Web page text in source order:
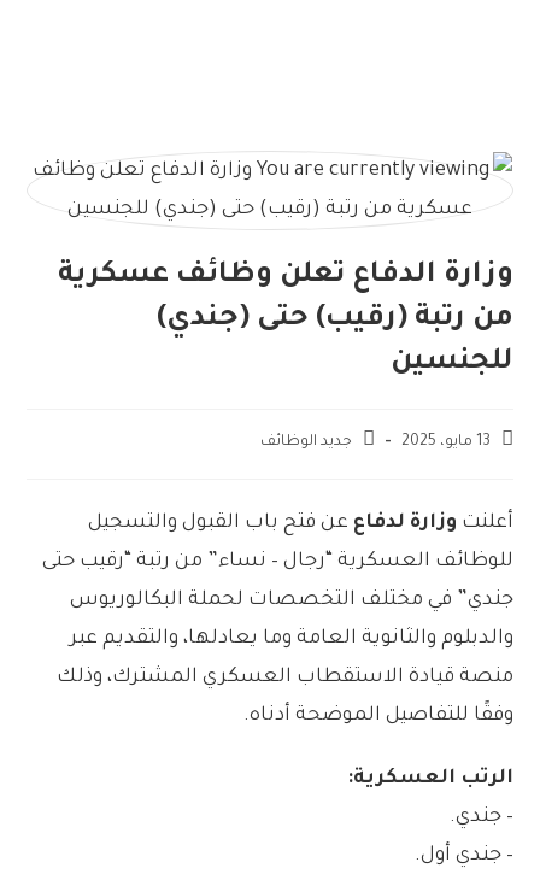
وزارة الدفاع تعلن وظائف عسكرية
من رتبة (رقيب) حتى (جندي)
للجنسين
13 مايو، 2025 جديد الوظائف
أعلنت وزارة لدفاع عن فتح باب القبول والتسجيل
للوظائف العسكرية “رجال – نساء” من رتبة “رقيب حتى
جندي” في مختلف التخصصات لحملة البكالوريوس
والدبلوم والثانوية العامة وما يعادلها، والتقديم عبر
منصة قيادة الاستقطاب العسكري المشترك، وذلك
وفقًا للتفاصيل الموضحة أدناه.
الرتب العسكرية:
– جندي.
– جندي أول.